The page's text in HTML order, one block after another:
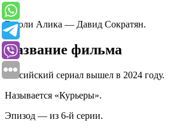
В роли Алика — Давид Сократян.
Название фильма
Российский сериал вышел в 2024 году.
Называется «Курьеры».
Эпизод — из 6-й серии.